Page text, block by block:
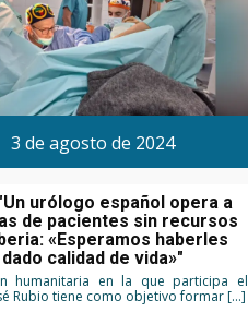
3 de agosto de 2024
urólogo español opera a
de pacientes sin recursos
«Esperamos haberles
dado calidad de vida»"
humanitaria en la que participa el
Rubio tiene como objetivo formar […]